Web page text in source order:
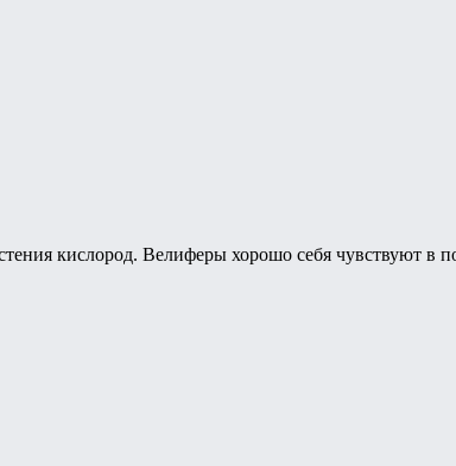
кислород. Велиферы хорошо себя чувствуют в